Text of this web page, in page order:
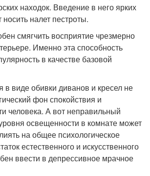
находок. Введение в него ярких
носить налет пестроты.
смягчить восприятие чрезмерно
Именно эта способность
в качестве базовой
в виде обивки диванов и кресел не
фон спокойствия и
человека. А вот неправильный
освещенности в комнате может
на общее психологическое
естественного и искусственного
ввести в депрессивное мрачное